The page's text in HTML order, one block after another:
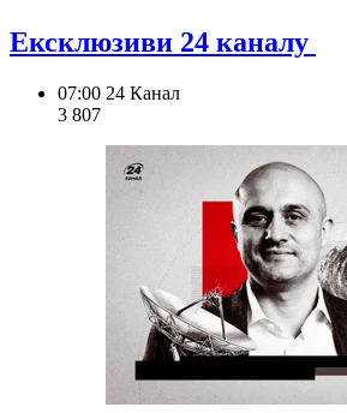
Ексклюзиви 24 каналу
07:00 24 Канал
3 807